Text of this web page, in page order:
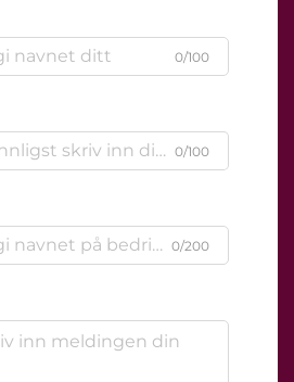
0/100
0/100
0/200